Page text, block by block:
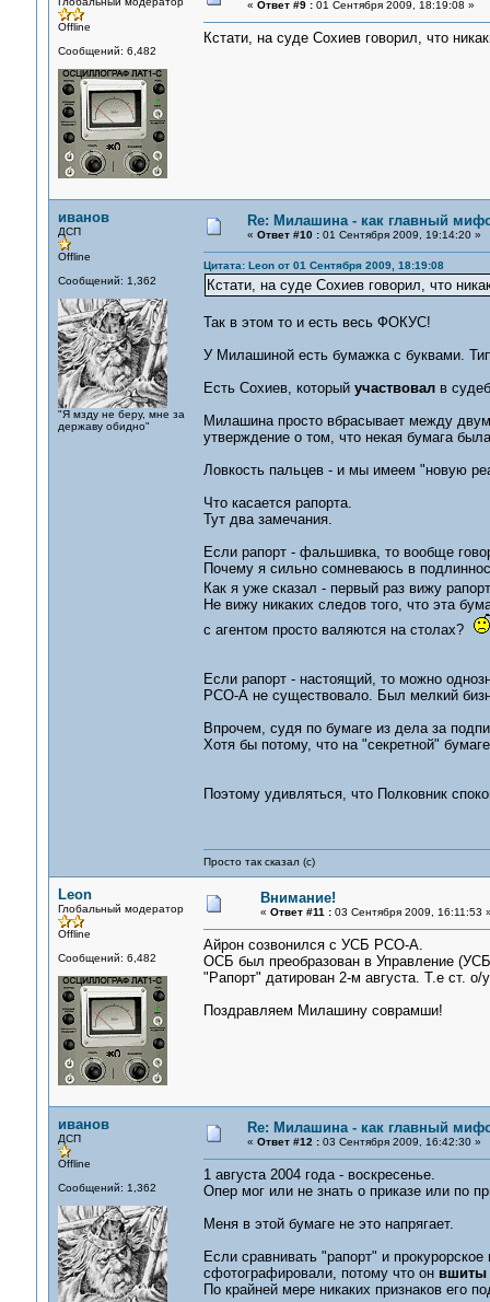
Offline
Сообщений: 6,482
« Ответ #9 :01 Сентября 2009, 18:19:08 »
Кстати, на суде Сохиев говорил, что
иванов
ДСП
Offline
Сообщений: 1,362
"Я мзду не беру, мне за
державу обидно"
Re: Милашина - как главный
« Ответ #10 :01 Сентября 2009, 19:14:20 »
Цитата: Leon от 01 Сентября 2009, 18:19:08
Кстати, на суде Сохиев говорил, что
Так в этом то и есть весь ФОКУС!
У Милашиной есть бумажка с буквами.
Есть Сохиев, который участвовалв
Милашина просто вбрасывает между
утверждение о том, что некая бумага
Ловкость пальцев - и мы имеем "новую
Что касается рапорта.
Тут два замечания.
Если рапорт - фальшивка, то вообще
Почему я сильно сомневаюсь в
Как я уже сказал - первый раз вижу
Не вижу никаких следов того, что эта
с агентом просто валяются на столах?
Если рапорт - настоящий, то можно
РСО-А не существовало. Был мелкий
Впрочем, судя по бумаге из дела за
Хотя бы потому, что на "секретной"
Поэтому удивляться, что Полковник
Просто так сказал (с)
Leon
Глобальный модератор
Offline
Сообщений: 6,482
Внимание!
« Ответ #11 :03 Сентября 2009, 16:11:53
Айрон созвонился с УСБ РСО-А.
ОСБ был преобразован в Управление
"Рапорт" датирован 2-м августа. Т.е ст.
Поздравляем Милашину соврамши!
иванов
ДСП
Offline
Сообщений: 1,362
Re: Милашина - как главный
« Ответ #12 :03 Сентября 2009, 16:42:30 »
1 августа 2004 года - воскресенье.
Опер мог или не знать о приказе или по
Меня в этой бумаге не это напрягает.
Если сравнивать "рапорт" и
сфотографировали, потому что он вшиты
По крайней мере никаких признаков его